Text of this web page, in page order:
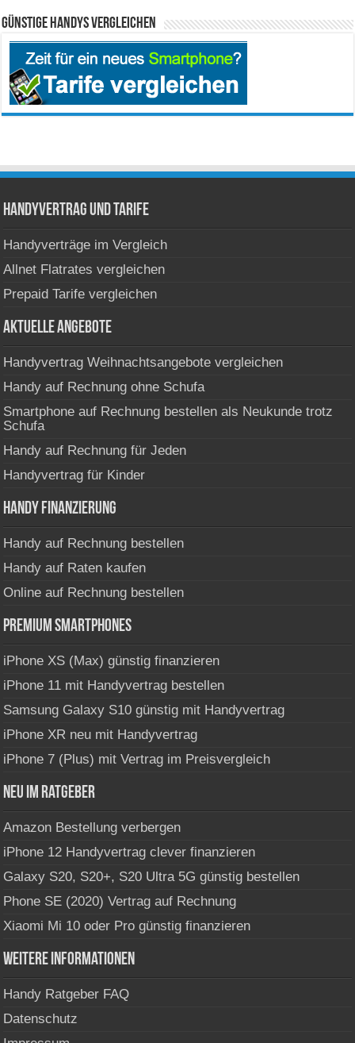
Günstige Handys vergleichen
Handyvertrag und Tarife
Handyverträge im Vergleich
Allnet Flatrates vergleichen
Prepaid Tarife vergleichen
Aktuelle Angebote
Handyvertrag Weihnachtsangebote vergleichen
Handy auf Rechnung ohne Schufa
Smartphone auf Rechnung bestellen als Neukunde trotz
Schufa
Handy auf Rechnung für Jeden
Handyvertrag für Kinder
Handy Finanzierung
Handy auf Rechnung bestellen
Handy auf Raten kaufen
Online auf Rechnung bestellen
Premium Smartphones
iPhone XS (Max) günstig finanzieren
iPhone 11 mit Handyvertrag bestellen
Samsung Galaxy S10 günstig mit Handyvertrag
iPhone XR neu mit Handyvertrag
iPhone 7 (Plus) mit Vertrag im Preisvergleich
Neu im Ratgeber
Amazon Bestellung verbergen
iPhone 12 Handyvertrag clever finanzieren
Galaxy S20, S20+, S20 Ultra 5G günstig bestellen
Phone SE (2020) Vertrag auf Rechnung
Xiaomi Mi 10 oder Pro günstig finanzieren
Weitere Informationen
Handy Ratgeber FAQ
Datenschutz